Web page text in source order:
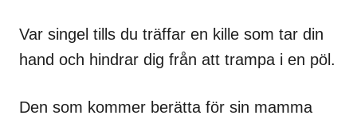
Var singel tills du träffar en kille som tar din
hand och hindrar dig från att trampa i en pöl.
Den som kommer berätta för sin mamma